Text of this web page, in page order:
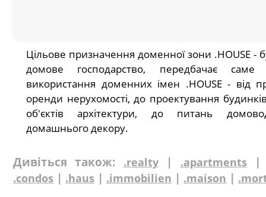
Цільове призначення доменної зони .HOUSE -
домове господарство, передбачає саме
використання доменних імен .HOUSE - від
оренди нерухомості, до проектування
об'єктів архітектури, до питань
домашнього декору.
Дивіться також: .realty| .apartments
.condos | .haus | .immobilien | .maison |